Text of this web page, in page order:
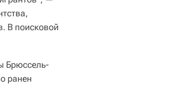
В поисковой
Брюссель-
ранен